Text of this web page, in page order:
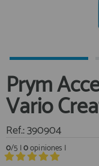
Fondeo y
Libros
Mantenimiento
Motores
Navegacion
Al crear una
Prym
Vario
Ref.: 390904
0/5 |0opiniones |